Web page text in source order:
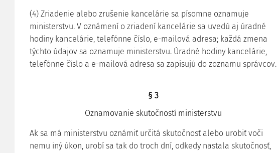
(4) Zriadenie alebo zrušenie kancelárie sa písomne oznamuje
ministerstvu. V oznámení o zriadení kancelárie sa uvedú aj úradné
hodiny kancelárie, telefónne číslo, e-mailová adresa; každá zmena
týchto údajov sa oznamuje ministerstvu. Úradné hodiny kancelárie,
telefónne číslo a e-mailová adresa sa zapisujú do zoznamu správcov.
§ 3
Oznamovanie skutočností ministerstvu
Ak sa má ministerstvu oznámiť určitá skutočnosť alebo urobiť voči
nemu iný úkon, urobí sa tak do troch dní, odkedy nastala skutočnosť,